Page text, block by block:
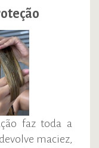
faz toda a
maciez,